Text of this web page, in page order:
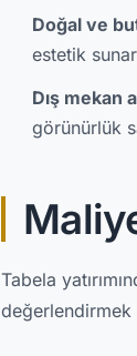
Doğal ve
estetik
Dış mekan
görünürlük
Tabela
değerlendirmek